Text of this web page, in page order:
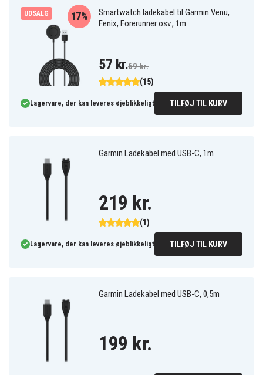
UDSALG
Smartwatch ladekabel til Garmin Venu,
Fenix, Forerunner osv., 1m
(15)
17%
57 kr.69 kr.
Lagervare, der kan leveres øjeblikkeligt TILFØJ TIL KURV
Garmin Ladekabel med USB-C, 1m
(1)
219 kr.
Lagervare, der kan leveres øjeblikkeligt TILFØJ TIL KURV
Garmin Ladekabel med USB-C, 0,5m
199 kr.